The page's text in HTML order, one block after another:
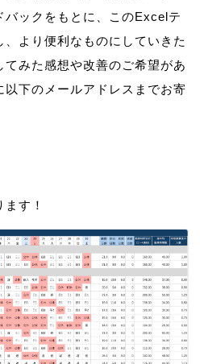
バックをもとに、このExcelテ
より便利なものにしていきた
みた感想や改善のご希望があ
以下のメールアドレスまでお寄
す！